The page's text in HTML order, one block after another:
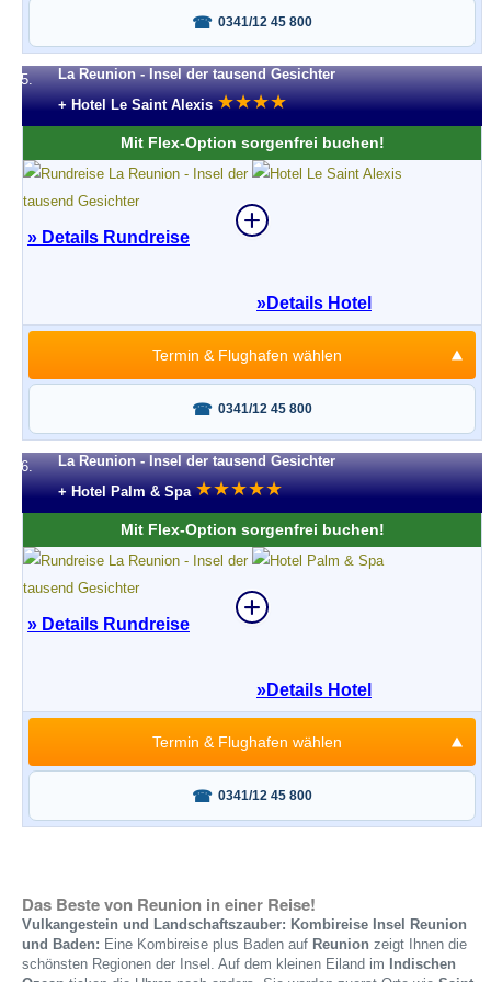
0341/12 45 800
5.
La Reunion - Insel der tausend Gesichter
+ Hotel Le Saint Alexis ★★★★
Mit Flex-Option sorgenfrei buchen!
» Details Rundreise
»Details Hotel
0341/12 45 800
Termin & Flughafen wählen
6.
La Reunion - Insel der tausend Gesichter
+ Hotel Palm & Spa ★★★★★
Mit Flex-Option sorgenfrei buchen!
» Details Rundreise
»Details Hotel
0341/12 45 800
Termin & Flughafen wählen
Das Beste von Reunion in einer Reise!
Vulkangestein und Landschaftszauber: Kombireise Insel Reunion
und Baden: Eine Kombireise plus Baden auf Reunion zeigt Ihnen die
schönsten Regionen der Insel. Auf dem kleinen Eiland im
Indischen